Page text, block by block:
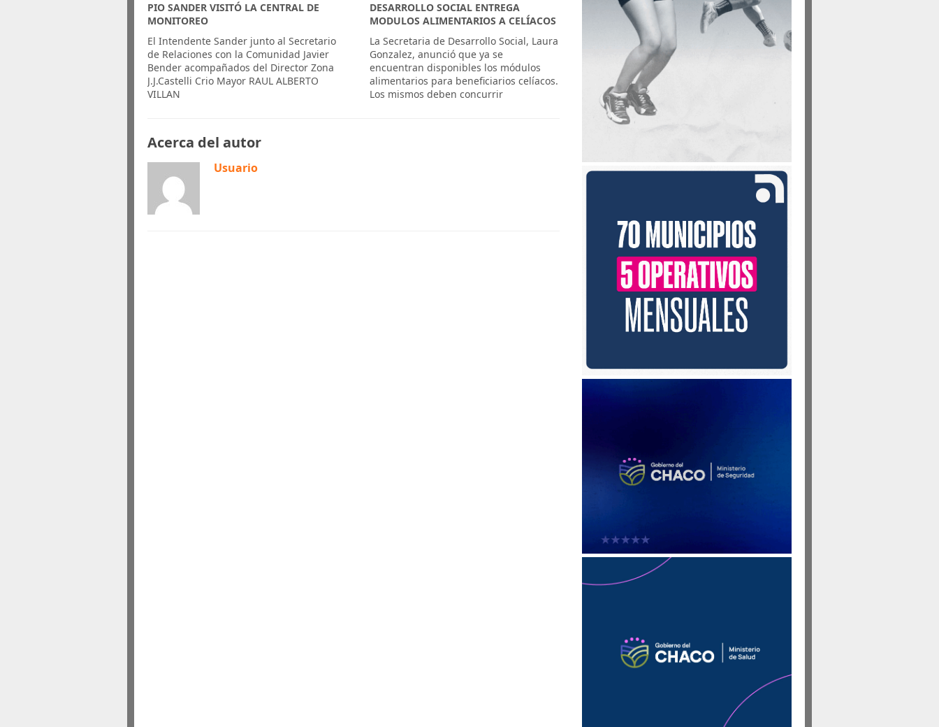
PIO SANDER VISITÓ LA CENTRAL DE
MONITOREO
El Intendente Sander junto al Secretario
de Relaciones con la Comunidad Javier
Bender acompañados del Director Zona
J.J.Castelli Crio Mayor RAUL ALBERTO
VILLAN
DESARROLLO SOCIAL ENTREGA
MODULOS ALIMENTARIOS A CELÍACOS
La Secretaria de Desarrollo Social, Laura
Gonzalez, anunció que ya se
encuentran disponibles los módulos
alimentarios para beneficiarios celíacos.
Los mismos deben concurrir
Acerca del autor
Usuario